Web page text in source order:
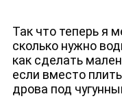
Так что теперь я
сколько нужно
как сделать
если вместо
дрова под